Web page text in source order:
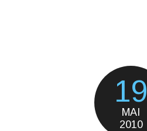
19
MAI
2010